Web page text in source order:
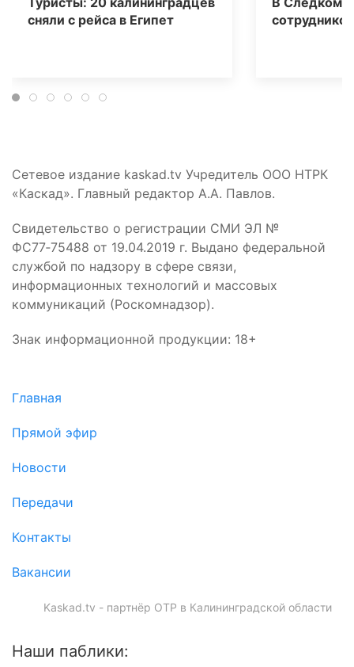
сняли с рейса в Египет
Сетевое издание kaskad.tv Учредитель ООО НТРК
«Каскад». Главный редактор А.А. Павлов.
Свидетельство о регистрации СМИ ЭЛ №
ФС77‑75488 от 19.04.2019 г. Выдано федеральной
службой по надзору в сфере связи,
информационных технологий и массовых
коммуникаций (Роскомнадзор).
Знак информационной продукции: 18+
Главная
Прямой эфир
Новости
Передачи
Контакты
Вакансии
Kaskad.tv - партнёр ОТР в Калининградской области
Наши паблики: